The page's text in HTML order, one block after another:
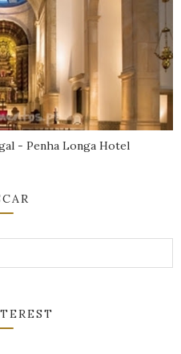
- Penha Longa Hotel